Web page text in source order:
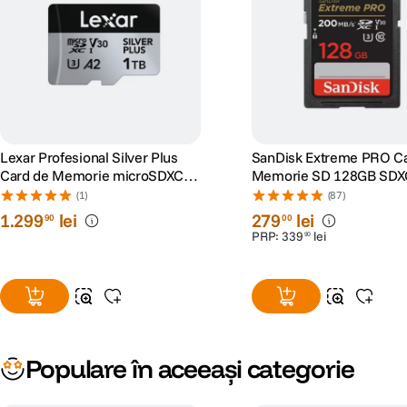
Lexar Profesional Silver Plus
Card de Memorie microSDXC
1TB UHS-I V30
(1)
1.29990 lei
SanDisk Extreme PRO
Memorie SD 128GB
I Class 10 U3 V30 + 2 Ani
RescuePRO Deluxe
(87)
27900 lei
PRP:339 90 lei
Populare în aceeași categorie